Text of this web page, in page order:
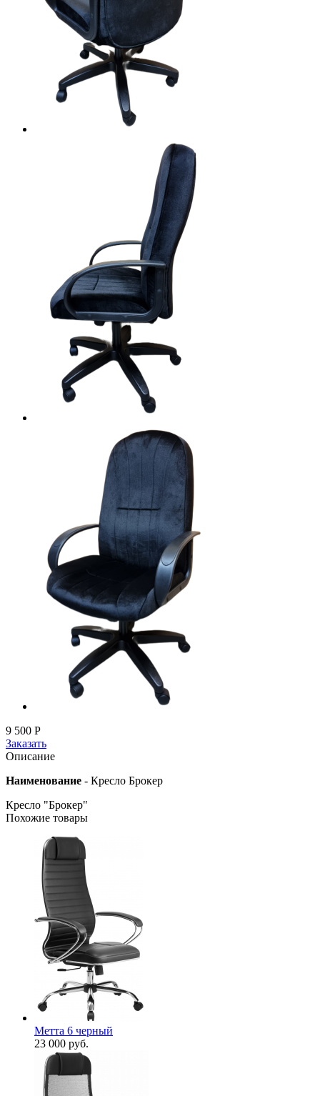
9 500 Р
Заказать
Описание
Наименование - Кресло Брокер
Кресло "Брокер"
Похожие товары
Метта 6 черный
23 000 руб.